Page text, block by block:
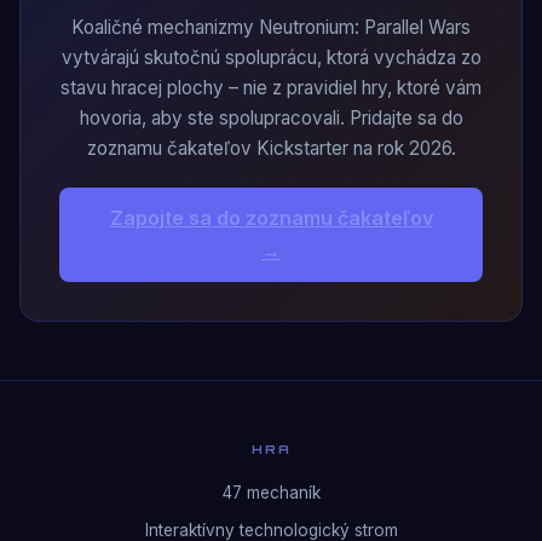
Koaličné mechanizmy Neutronium: Parallel Wars
vytvárajú skutočnú spoluprácu, ktorá vychádza zo
stavu hracej plochy – nie z pravidiel hry, ktoré vám
hovoria, aby ste spolupracovali. Pridajte sa do
zoznamu čakateľov Kickstarter na rok 2026.
Zapojte sa do zoznamu čakateľov
→
HRA
47 mechaník
Interaktívny technologický strom